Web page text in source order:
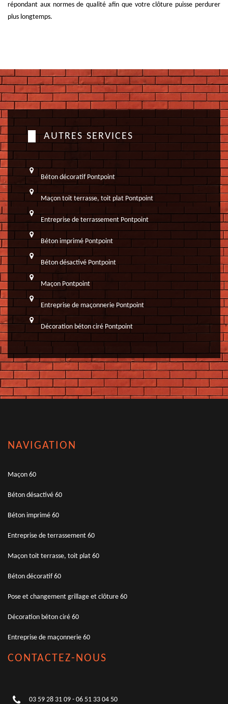
répondant aux normes de qualité afin que votre clôture puisse perdurer
plus longtemps.
AUTRES SERVICES
Béton décoratif Pontpoint
Maçon toit terrasse, toit plat Pontpoint
Entreprise de terrassement Pontpoint
Béton imprimé Pontpoint
Béton désactivé Pontpoint
Maçon Pontpoint
Entreprise de maçonnerie Pontpoint
Décoration béton ciré Pontpoint
NAVIGATION
Maçon 60
Béton désactivé 60
Béton imprimé 60
Entreprise de terrassement 60
Maçon toit terrasse, toit plat 60
Béton décoratif 60
Pose et changement grillage et clôture 60
Décoration béton ciré 60
Entreprise de maçonnerie 60
CONTACTEZ-NOUS
03 59 28 31 09 - 06 51 33 04 50